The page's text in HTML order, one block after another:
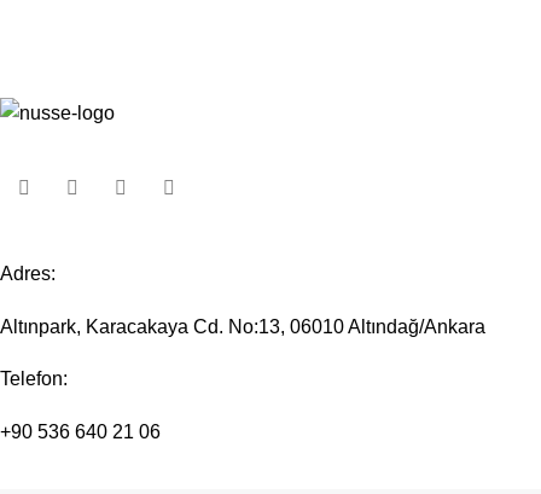
Adres:
Altınpark, Karacakaya Cd. No:13, 06010 Altındağ/Ankara
Telefon:
+90 536 640 21 06